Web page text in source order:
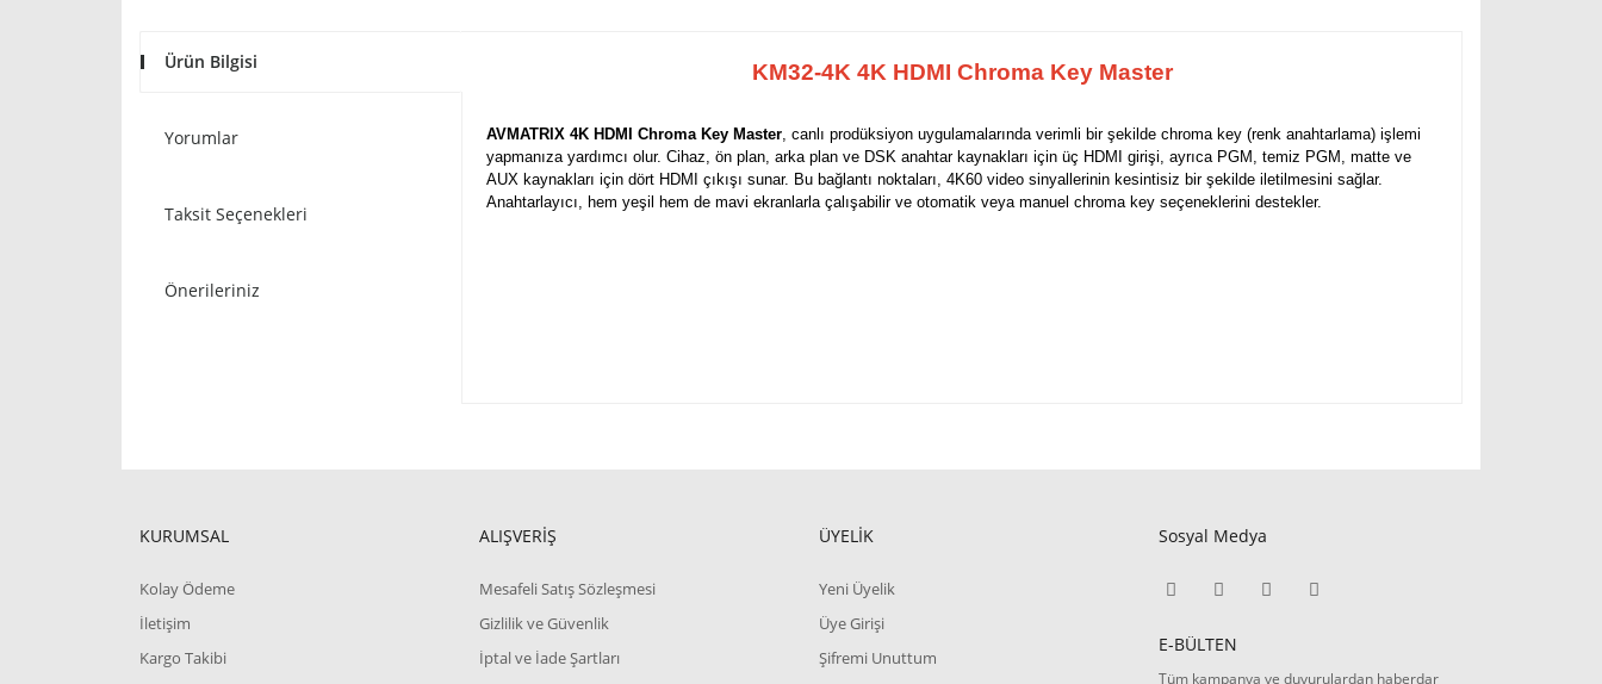
Ürün Bilgisi
Yorumlar
Taksit Seçenekleri
Önerileriniz
KM32-4K 4K HDMI Chroma Key Master
AVMATRIX 4K HDMI Chroma Key Master, canlı prodüksiyon uygulamalarında verimli bir şekilde chroma key (renk anahtarlama) işlemi
yapmanıza yardımcı olur. Cihaz, ön plan, arka plan ve DSK anahtar kaynakları için üç HDMI girişi, ayrıca PGM, temiz PGM, matte ve
AUX kaynakları için dört HDMI çıkışı sunar. Bu bağlantı noktaları, 4K60 video sinyallerinin kesintisiz bir şekilde iletilmesini sağlar.
Anahtarlayıcı, hem yeşil hem de mavi ekranlarla çalışabilir ve otomatik veya manuel chroma key seçeneklerini destekler.
KURUMSAL
Kolay Ödeme
İletişim
Kargo Takibi
ALIŞVERİŞ
Mesafeli Satış Sözleşmesi
Gizlilik ve Güvenlik
İptal ve İade Şartları
ÜYELİK
Yeni Üyelik
Üye Girişi
Şifremi Unuttum
Sosyal Medya
E-BÜLTEN
Tüm kampanya ve duyurulardan haberdar